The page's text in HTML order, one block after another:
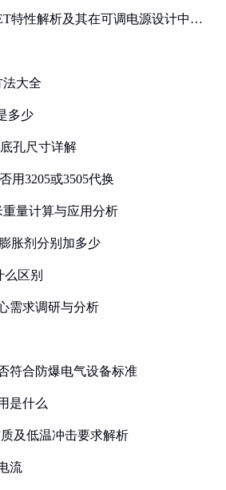
特性解析及其在可调电源设计中的
法大全
多少
孔尺寸详解
用3205或3505代换
重量计算与应用分析
胀剂分别加多少
么区别
需求调研与分析
符合防爆电气设备标准
是什么
及低温冲击要求解析
流